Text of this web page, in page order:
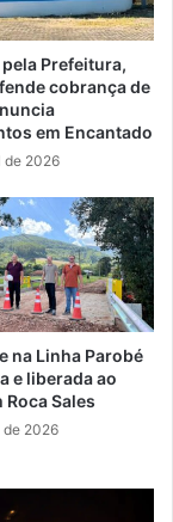
Prefeitura,
cobrança de
em Encantado
de 2026
na Linha Parobé
e liberada ao
Sales
de 2026